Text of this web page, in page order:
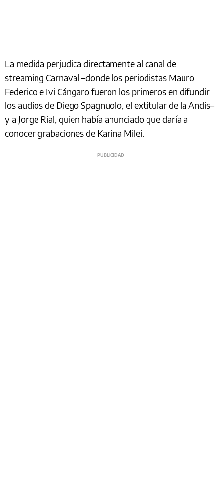
La medida perjudica directamente al canal de
streaming Carnaval –donde los periodistas Mauro
Federico e Ivi Cángaro fueron los primeros en difundir
los audios de Diego Spagnuolo, el extitular de la Andis–
y a Jorge Rial, quien había anunciado que daría a
conocer grabaciones de Karina Milei.